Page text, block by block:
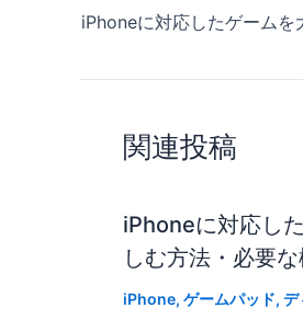
関連投稿
iPhoneに対応し
しむ方法・必要
iPhone, ゲームパッド, デ